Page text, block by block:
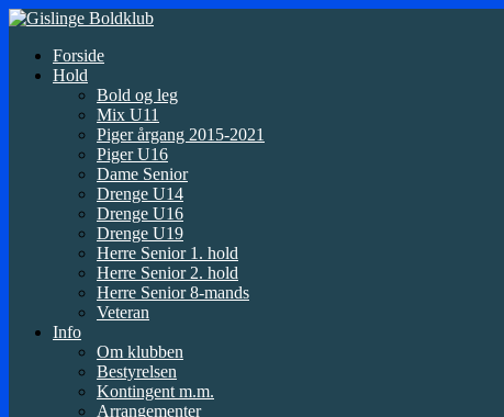
Forside
Hold
Bold og leg
Mix U11
Piger årgang 2015-2021
Piger U16
Dame Senior
Drenge U14
Drenge U16
Drenge U19
Herre Senior 1. hold
Herre Senior 2. hold
Herre Senior 8-mands
Veteran
Info
Om klubben
Bestyrelsen
Kontingent m.m.
Arrangementer